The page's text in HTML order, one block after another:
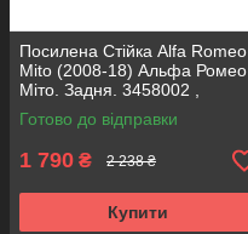
Посилена Стійка Alfa Romeo
Mito (2008-18) Альфа Ромео
Міто. Задня. 3458002 ,
317722. KOREA Аксусс!
Готово до відправки
1 790 ₴ 2 238 ₴
Купити